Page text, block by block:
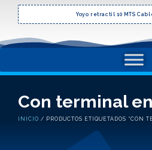
Yoyo retractil 10 MTS
Con terminal
INICIO / PRODUCTOS ETIQUETADOS “CON